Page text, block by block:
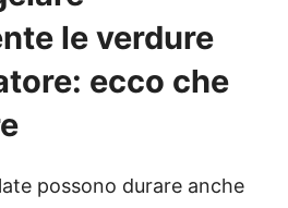
le verdure
ecco che
possono durare anche